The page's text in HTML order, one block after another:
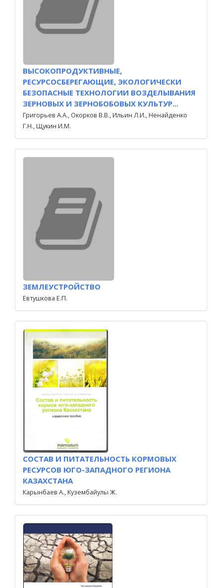
ВЫСОКОПРОДУКТИВНЫЕ,
РЕСУРСОСБЕРЕГАЮЩИЕ, ЭКОЛОГИЧЕСКИ
БЕЗОПАСНЫЕ ТЕХНОЛОГИИ ВОЗДЕЛЫВАНИЯ
ЗЕРНОВЫХ И ЗЕРНОБОБОВЫХ КУЛЬТУР...
Григорьев А.А., Окорков В.В., Ильин Л.И., Ненайденко
Г.Н., Щукин И.М.
ЗЕМЛЕУСТРОЙСТВО
Евтушкова Е.П.
СОСТАВ И ПИТАТЕЛЬНОСТЬ КОРМОВЫХ
РЕСУРСОВ ЮГО-ЗАПАДНОГО РЕГИОНА
КАЗАХСТАНА
Карынбаев А., Кузембайулы Ж.